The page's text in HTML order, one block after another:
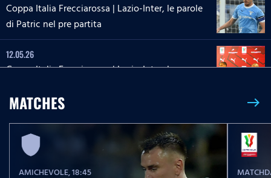
Coppa Italia Frecciarossa | Lazio-Inter, le parole
di Patric nel pre partita
12.05.26
Coppa Italia Frecciarossa | Lazio-Inter, la
Serie A Enilive | Lazio-Inter, le parole di Dele-
Bashiru nel pre partita
MATCHES east
AMICHEVOLE, 18:45